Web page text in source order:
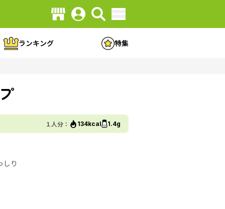
ランキング 特集
１人分： 134kcal 1.4g
しり